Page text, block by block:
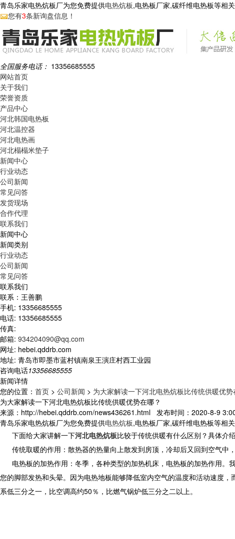
青岛乐家电热炕板厂为您免费提供电热炕板,电热板厂家,碳纤维电热板等相
您有3条新询盘信息！
全国服务电话： 13356685555
网站首页
关于我们
荣誉资质
产品中心
河北韩国电热板
河北温控器
河北电热画
河北榻榻米垫子
新闻中心
行业动态
公司新闻
常见问答
发货现场
合作代理
联系我们
新闻中心
新闻类别
行业动态
公司新闻
常见问答
联系我们
联系：王善鹏
手机: 13356685555
电话: 13356685555
传真:
邮箱: 934204090@qq.com
网址: hebei.qddrb.com
地址: 青岛市即墨市蓝村镇南泉王演庄村西工业园
咨询电话13356685555
新闻详情
您的位置： 首页 > 公司新闻 > 为大家解读一下河北电热炕板比传统供暖优势
为大家解读一下河北电热炕板比传统供暖优势在哪？
来源：http://hebei.qddrb.com/news436261.html 发布时间：2020-8-9
青岛乐家电热炕板厂为您免费提供电热炕板,电热板厂家,碳纤维电热板等相
下面给大家讲解一下河北电热炕板比较于传统供暖有什么区别？具体介
传统取暖的作用：散热器的热量向上散发到房顶，冷却后又回到空气中
电热板的加热作用：冬季，各种类型的加热机床，电热板的加热作用。
您的脚部发热和头晕。因为电热地板能够降低室内空气的温度和活动速度
系低三分之一，比空调高约50％，比燃气锅炉低三分之二以上。